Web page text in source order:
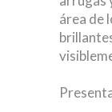
área de